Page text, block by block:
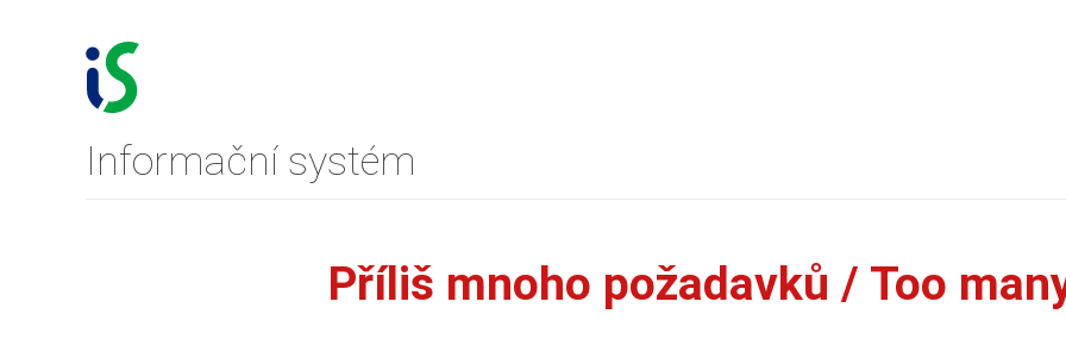
Informační systém
Příliš mnoho požadavků / Too